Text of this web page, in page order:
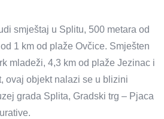
smještaj u Splitu, 500 metara od
1 km od plaže Ovčice. Smješten
mladeži, 4,3 km od plaže Jezinac i
ovaj objekt nalazi se u blizini
grada Splita, Gradski trg – Pjaca